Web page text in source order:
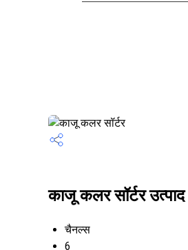
काजू कलर सॉर्टर उत्पाद
चैनल्स
6